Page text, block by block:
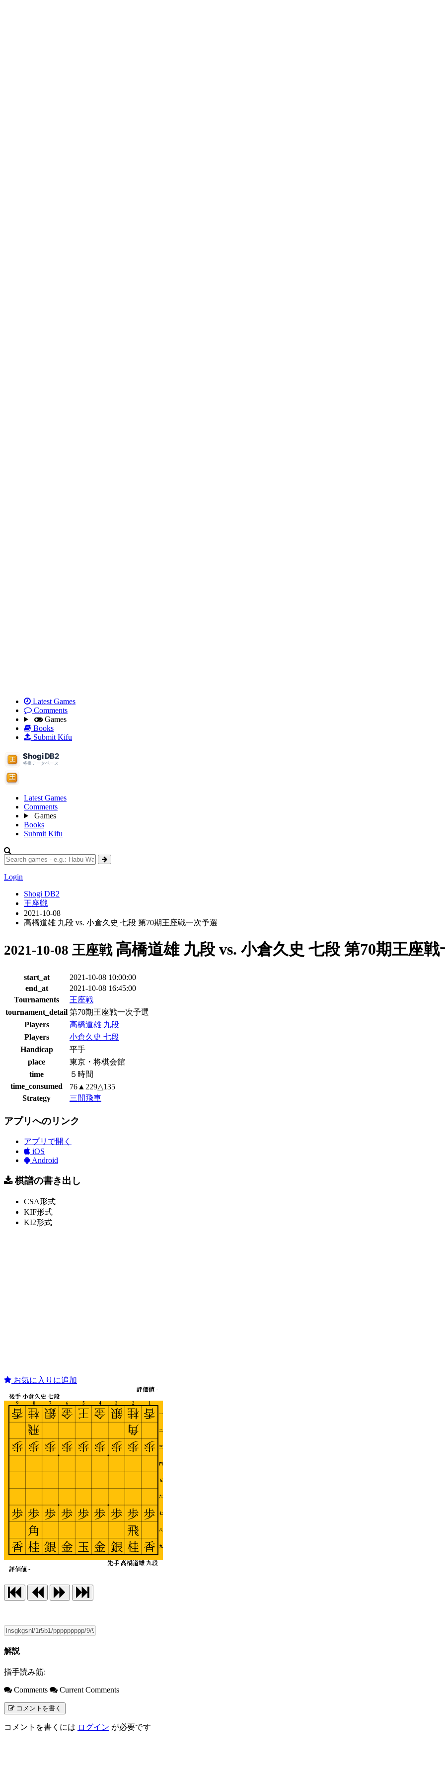
Latest Games
Comments
Games
Books
Submit Kifu
Latest Games
Comments
Games
Books
Submit Kifu
Login
Shogi DB2
王座戦
2021-10-08
高橋道雄 九段 vs. 小倉久史 七段 第70期王座戦一次予選
2021-10-08 王座戦 高橋道雄 九段 vs. 小倉久史 七段 第70期王座
start_at
2021-10-08 10:00:00
end_at
2021-10-08 16:45:00
Tournaments
王座戦
tournament_detail 第70期王座戦一次予選
Players
高橋道雄 九段
Players
小倉久史 七段
Handicap
平手
place
東京・将棋会館
time
５時間
time_consumed
76▲229△135
Strategy
三間飛車
アプリへのリンク
アプリで開く
iOS
Android
棋譜の書き出し
CSA形式
KIF形式
KI2形式
お気に入りに追加
1
2
3
4
5
6
7
8
9
一
二
三
四
五
六
七
八
九
先手 高橋道雄 九段
後手 小倉久史 七段
評価値 -
評価値 -
香
歩
歩
香
桂
角
歩
歩
飛
桂
銀
歩
歩
銀
金
歩
歩
金
王
歩
歩
玉
金
歩
歩
金
銀
歩
歩
銀
桂
飛
歩
歩
角
桂
香
歩
歩
香
解説
指手読み筋:
Comments Current Comments
コメントを書く
コメントを書くには ログイン が必要です